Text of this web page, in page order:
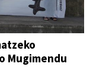
Mugimendu